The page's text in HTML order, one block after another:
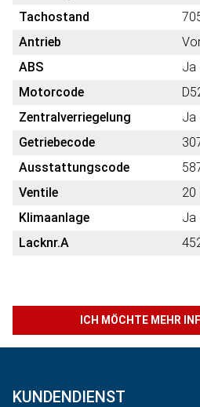
Tachostand
Antrieb
ABS
Ja
Motorcode
Zentralverriegelung
Ja
Getriebecode
Ausstattungscode
Ventile
20
Klimaanlage
Ja
Lacknr.A
ICH MÖCHTE MEHR
KUNDENDIENST